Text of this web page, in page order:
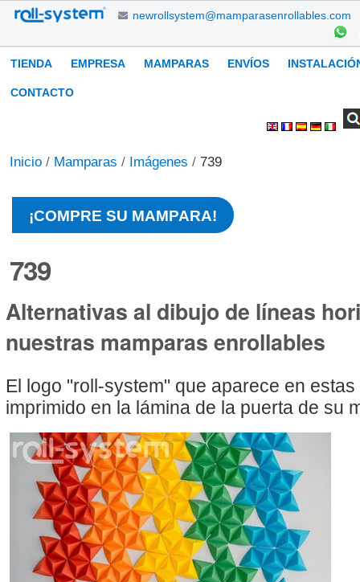
Cambiar
contenido.
Saltar
newrollsystem@mamparasenrollables.com
Navegación
TIENDA EMPRESA MAMPARAS ENVÍOS
CONTACTO
Inicio / Mamparas / Imágenes / 739
¡COMPRE SU MAMPARA!
739
Alternativas al dibujo de líneas
nuestras mamparas enrollables
El logo "roll-system" que aparece en
imprimido en la lámina de la puerta de su